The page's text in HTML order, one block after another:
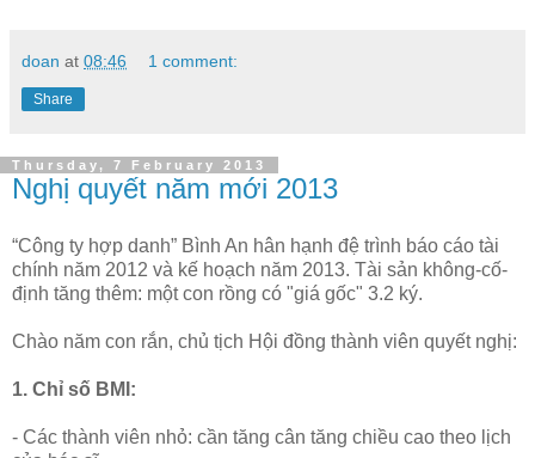
doan at 08:46 1 comment:
Share
Thursday, 7 February 2013
Nghị quyết năm mới 2013
“Công ty hợp danh” Bình An hân hạnh đệ trình báo cáo tài
chính năm 2012 và kế hoạch năm 2013. Tài sản không-cố-
định tăng thêm: một con rồng có "giá gốc" 3.2 ký.
Chào năm con rắn, chủ tịch Hội đồng thành viên quyết nghị:
1. Chỉ số BMI:
- Các thành viên nhỏ: cần tăng cân tăng chiều cao theo lịch